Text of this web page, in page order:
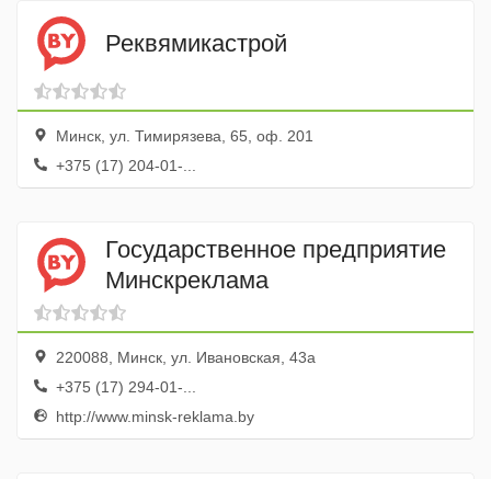
Реквямикастрой
Минск, ул. Тимирязева, 65, оф. 201
+375 (17) 204-01-...
Государственное предприятие
Минскреклама
220088, Минск, ул. Ивановская, 43а
+375 (17) 294-01-...
http://www.minsk-reklama.by